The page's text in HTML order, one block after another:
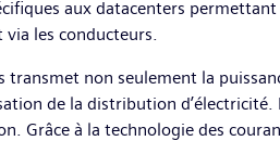
aux datacenters
les conducteurs.
transmet non seulement la
de la distribution
Grâce à la technologie des